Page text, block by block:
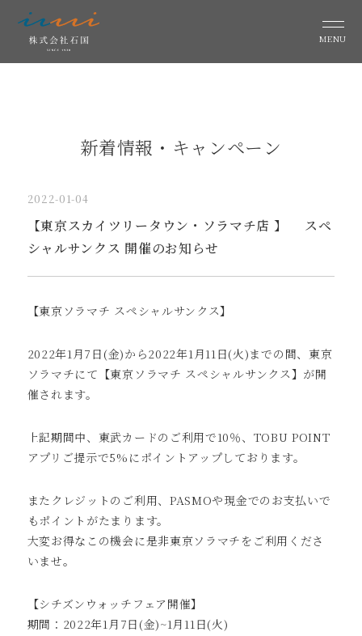
MENU
新着情報・キャンペーン
2022-01-04
【東京スカイツリータウン・ソラマチ店 】 スペ
シャルサンクス 開催のお知らせ
【東京ソラマチ スペシャルサンクス】
2022年1月7日(金)から2022年1月11日(火)までの間、東京
ソラマチにて【東京ソラマチ スペシャルサンクス】が開
催されます。
上記期間中、東武カードのご利用で10％、TOBU POINT
アプリご提示で5%にポイントアップしております。
またクレジットのご利用、PASMOや現金でのお支払いで
もポイントがたまります。
大変お得なこの機会に是非東京ソラマチをご利用くださ
いませ。
【シチズンウォッチフェア開催】
期間：2022年1月7日(金)~1月11日(火)